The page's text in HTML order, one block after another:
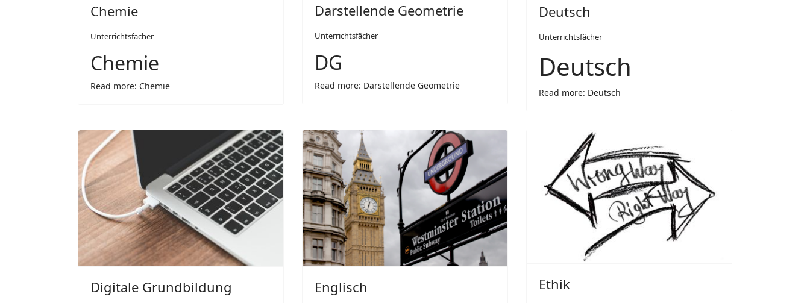
Chemie
Unterrichtsfächer
Chemie
Read more: Chemie
Darstellende Geometrie
Unterrichtsfächer
DG
Read more: Darstellende Geometrie
Deutsch
Unterrichtsfächer
Deutsch
Read more: Deutsch
Digitale Grundbildung Englisch Ethik